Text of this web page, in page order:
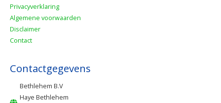
Privacyverklaring
Algemene voorwaarden
Disclaimer
Contact
Contactgegevens
Bethlehem B.V
Haye Bethlehem